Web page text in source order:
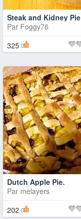
Steak and Kidney Pie
Par Foggy76
325
Dutch Apple Pie.
Par melayers
202